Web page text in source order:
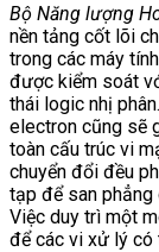
Bộ Năng lượng
nền tảng cốt lõi
trong các máy
được kiểm soát
thái logic nhị
electron cũng sẽ
toàn cấu trúc vi
chuyển đổi đều
tạp để san
Việc duy trì một
để các vi xử lý có